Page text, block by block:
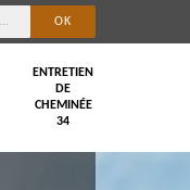
ENTRETIEN
DE
CHEMINÉE
34